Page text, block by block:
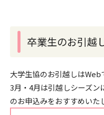
卒業生のお引越
大学生協のお引越しはWeb
3月・4月は引越しシーズ
のお申込みをおすすめいた